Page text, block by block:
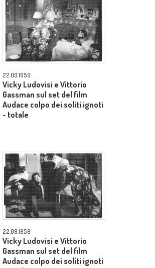
22.09.1959
Vicky Ludovisi e Vittorio
Gassman sul set del film
Audace colpo dei soliti ignoti
- totale
22.09.1959
Vicky Ludovisi e Vittorio
Gassman sul set del film
Audace colpo dei soliti ignoti